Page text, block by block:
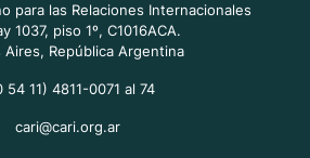
para las Relaciones Internacionales
1037, piso 1º, C1016ACA.
Aires, República Argentina
54 11) 4811-0071 al 74
cari@cari.org.ar